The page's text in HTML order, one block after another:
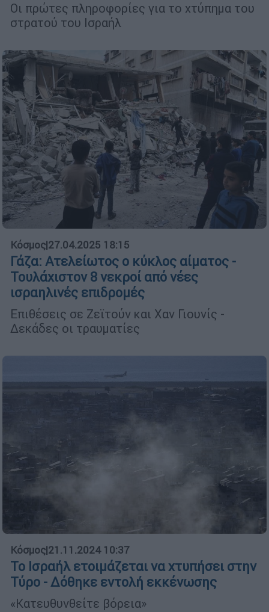
Οι πρώτες πληροφορίες για το χτύπημα του
στρατού του Ισραήλ
Κόσμος|27.04.2025 18:15
Γάζα: Ατελείωτος ο κύκλος αίματος -
Τουλάχιστον 8 νεκροί από νέες
ισραηλινές επιδρομές
Επιθέσεις σε Ζεϊτούν και Χαν Γιουνίς -
Δεκάδες οι τραυματίες
Κόσμος|21.11.2024 10:37
Το Ισραήλ ετοιμάζεται να χτυπήσει στην
Τύρο - Δόθηκε εντολή εκκένωσης
«Κατευθυνθείτε βόρεια»